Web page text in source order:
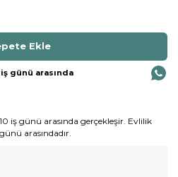
günü arasında
iş günü arasında gerçekleşir. Evlilik
arasındadır.